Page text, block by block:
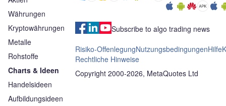
Währungen
Kryptowährungen
Metalle
Rohstoffe
Charts & Ideen
Handelsideen
Aufbildungsideen
Subscribe to algo trading news
Risiko-OffenlegungNutzungsbedingungenHilfe
Rechtliche Hinweise
Copyright 2000-2026, MetaQuotes Ltd